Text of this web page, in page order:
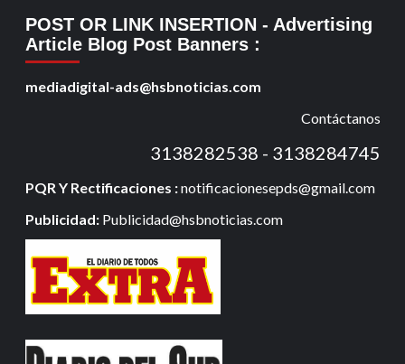
POST OR LINK INSERTION - Advertising
Article Blog Post Banners :
mediadigital-ads@hsbnoticias.com
Contáctanos
3138282538 - 3138284745
PQR Y Rectificaciones :notificacionesepds@gmail.com
Publicidad: Publicidad@hsbnoticias.com